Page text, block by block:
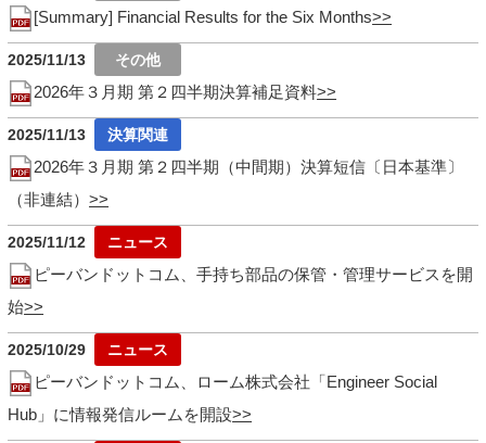
[Summary] Financial Results for the Six Months
2025/11/13
2026年３月期 第２四半期決算補足資料
2025/11/13
2026年３月期 第２四半期（中間期）決算短信〔日本基準〕
（非連結）
2025/11/12
ピーバンドットコム、手持ち部品の保管・管理サービスを開
始
2025/10/29
ピーバンドットコム、ローム株式会社「Engineer Social
Hub」に情報発信ルームを開設